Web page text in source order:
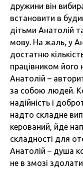
дружини він
встановити в
дітьми Анатолій
мову. На жаль, у
достатню
працівником його
Анатолій –
за собою людей.
надійність і
надто складне
керований, йде
складності для
Анатолій – душа
не в змозі